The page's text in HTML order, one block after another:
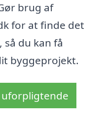
brug af
for at finde det
du kan få
byggeprojekt.
uforpligtende